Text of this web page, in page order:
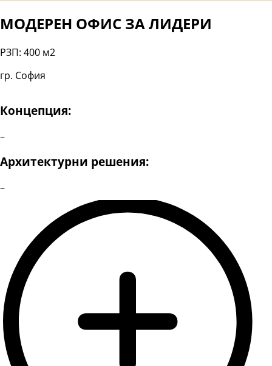
МОДЕРЕН ОФИС ЗА ЛИДЕРИ
РЗП: 400 м2
гр. София
Концепция:
–
Архитектурни решения:
–